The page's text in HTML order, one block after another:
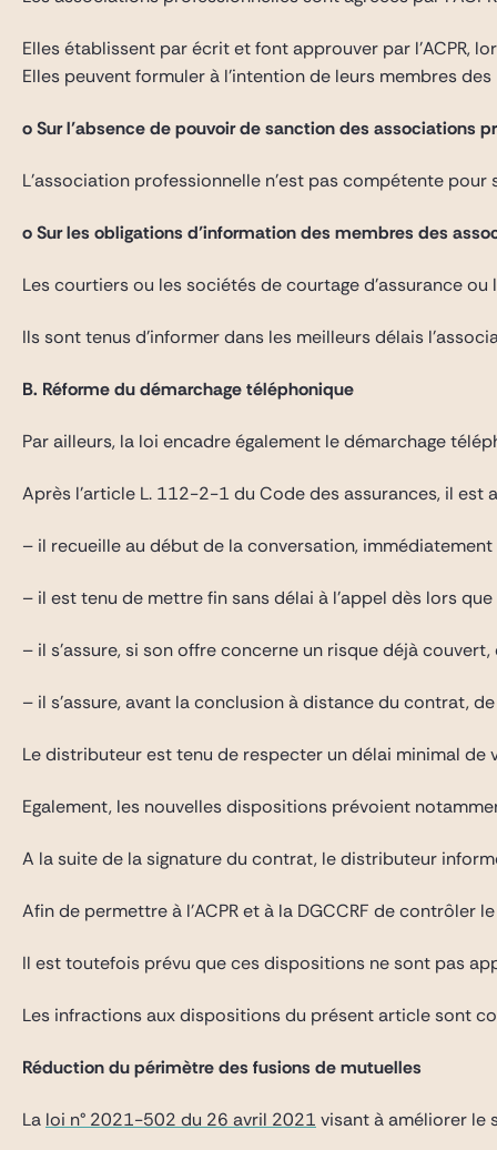
Elles établissent par écrit et font approuver par l’ACPR,
Elles peuvent formuler à l’intention de leurs membres
o Sur l’absence de pouvoir de sanction des associations
L’association professionnelle n’est pas compétente
o Sur les obligations d’information des membres des
Les courtiers ou les sociétés de courtage d’assurance
Ils sont tenus d’informer dans les meilleurs délais
B. Réforme du démarchage téléphonique
Par ailleurs, la loi encadre également le démarchage
Après l’article L. 112-2-1 du Code des assurances, il
– il recueille au début de la conversation,
– il est tenu de mettre fin sans délai à l’appel dès lors
– il s’assure, si son offre concerne un risque déjà
– il s’assure, avant la conclusion à distance du contrat,
Le distributeur est tenu de respecter un délai minimal
Egalement, les nouvelles dispositions prévoient
A la suite de la signature du contrat, le distributeur
Afin de permettre à l’ACPR et à la DGCCRF de
Il est toutefois prévu que ces dispositions ne sont pas
Les infractions aux dispositions du présent article sont
Réduction du périmètre des fusions de mutuelles
La loi n° 2021-502 du 26 avril 2021 visant à améliorer le